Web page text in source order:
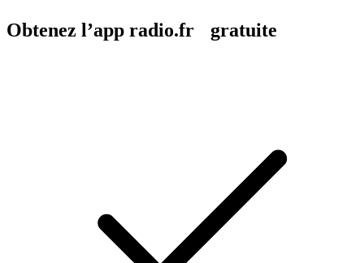
Obtenez l’app radio.fr gratuite